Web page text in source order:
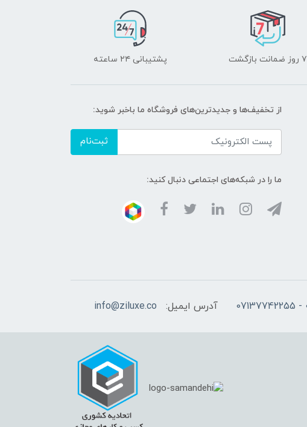
۷ روز ضمانت بازگشت پشتیبانی ۲۴ ساعته
از تخفیف‌ها و جدیدترین‌های فروشگاه ما باخبر شوید:
ثبت‌نام
ما را در شبکه‌های اجتماعی دنبال کنید:
آدرس ایمیل: info@ziluxe.co